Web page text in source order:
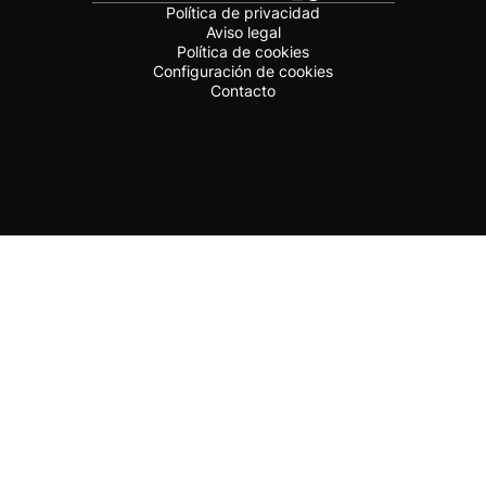
Política de privacidad
Aviso legal
Política de cookies
Configuración de cookies
Contacto